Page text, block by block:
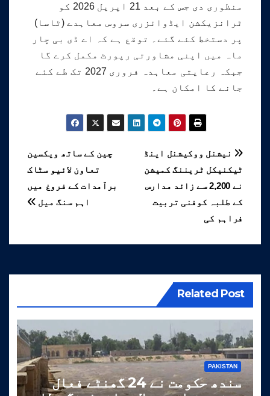
منظوری دی جس کے بعد 21 اپریل 2026 کو
ٹرانزیکشن ایڈوائزری سروس معاہدے (ٹاسا)
پر دستخط کئے گئے۔ توقع ہے کہ اے ڈی بی چار
ماہ میں اپنی مشاورتی رپورٹ مکمل کرے گا
جبکہ رعایتی معاہدہ فروری 2027 تک طے کئے
جانے کا امکان ہے۔
پوسٹوں
کی
نیویگیشن
چین کے ساتھ ویکسین
تعاون لائیو سٹاک
برآمدات کے فروغ میں
اہم سنگ میل
نیشنل ووکیشنل اینڈ
ٹیکنیکل ٹریننگ کمیشن
نے 2,200 سے زائد مدارس
کے طلبہ کوفنی تربیت
فراہم کی
Related Post
PAKISTAN
سندھ حکومت نے 24 گھنٹے فعال